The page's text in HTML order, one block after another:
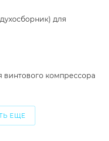
для
винтового компрессора
ЕЩЕ